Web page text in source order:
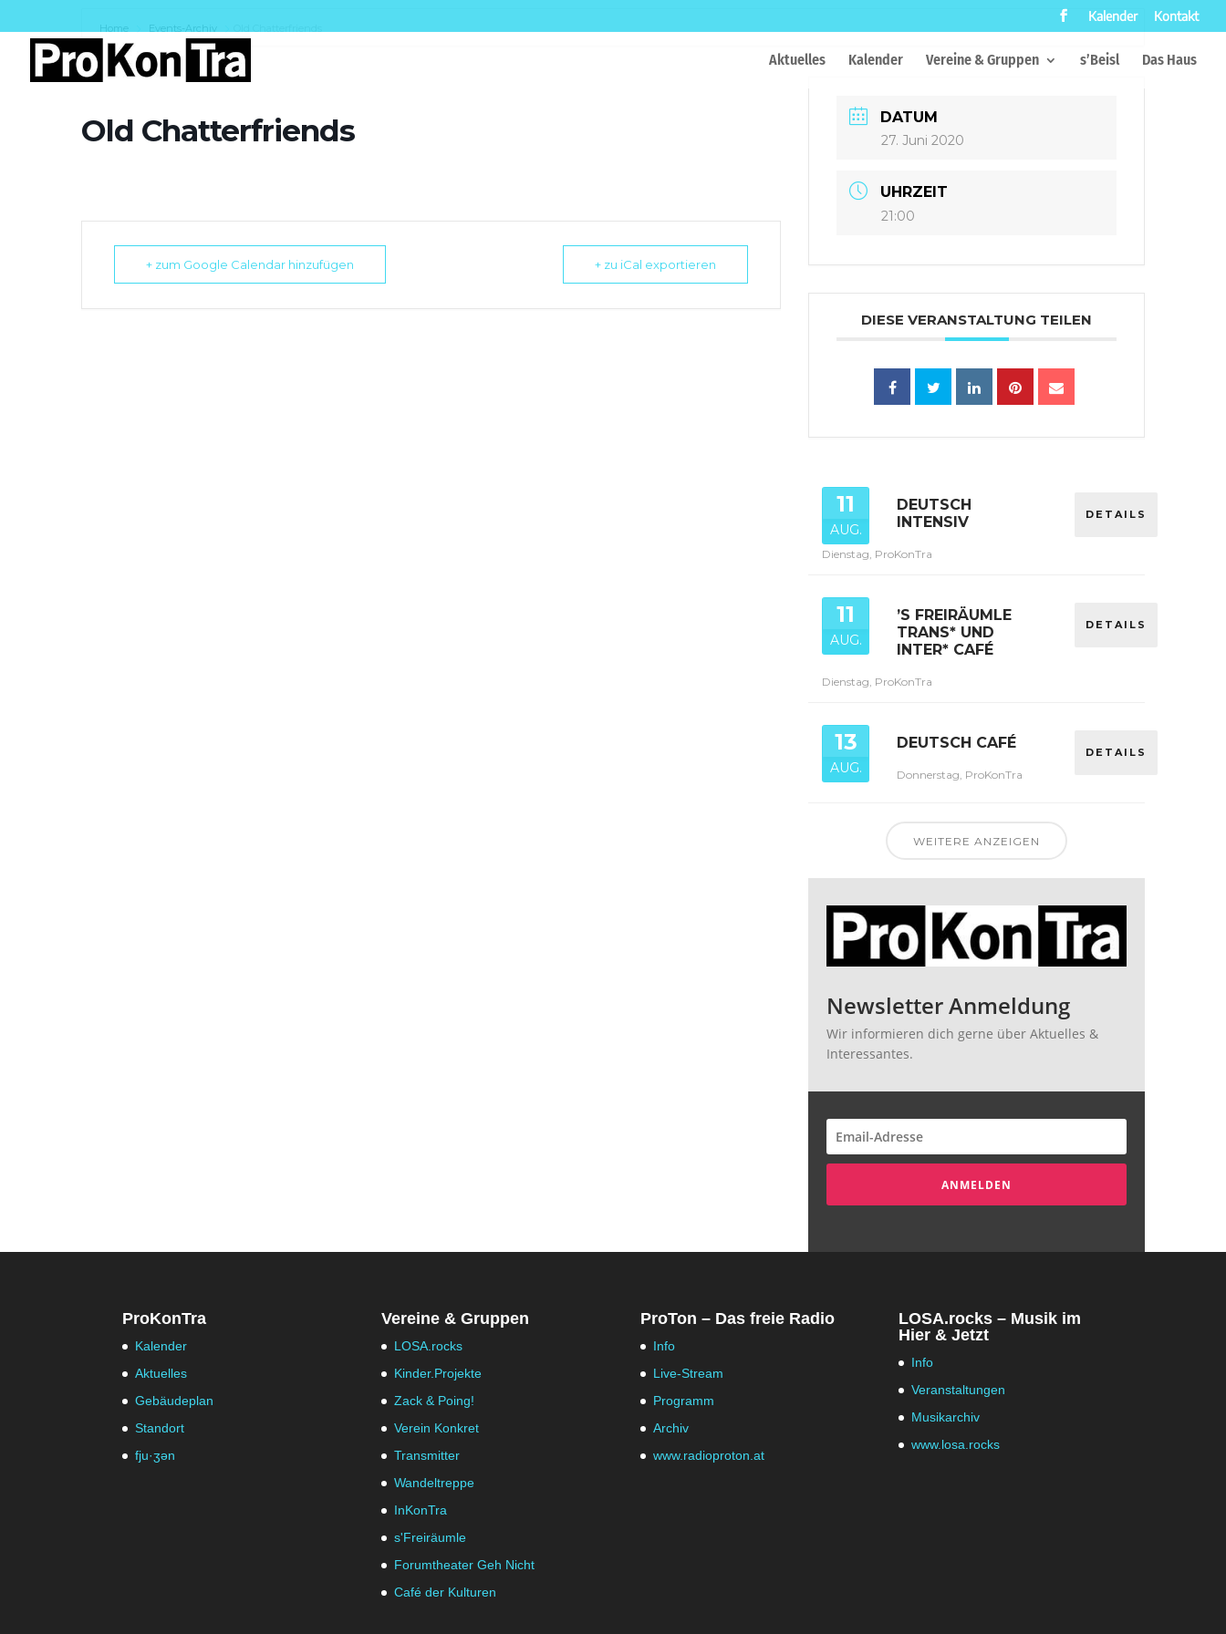
Kalender Kontakt
Aktuelles Kalender Vereine & Gruppen s’Beisl Das Haus
Home Events-Archiv
Old Chatterfriends
+ zum Google Calendar hinzufügen + zu iCal exportieren
DATUM
27. Juni 2020
UHRZEIT
21:00
DIESE VERANSTALTUNG TEILEN
11
AUG.
DEUTSCH
INTENSIV
Dienstag, ProKonTra
DETAILS
11
AUG.
’S FREIRÄUMLE
TRANS* UND
INTER* CAFÉ
Dienstag, ProKonTra
DETAILS
13
AUG.
DEUTSCH CAFÉ
Donnerstag, ProKonTra
DETAILS
WEITERE ANZEIGEN
Newsletter Anmeldung
Wir informieren dich gerne über Aktuelles &
Interessantes.
ANMELDEN
ProKonTra
Kalender
Aktuelles
Gebäudeplan
Standort
fju·ʒən
Vereine & Gruppen
LOSA.rocks
Kinder.Projekte
Zack & Poing!
Verein Konkret
Transmitter
Wandeltreppe
InKonTra
s'Freiräumle
Forumtheater Geh Nicht
Café der Kulturen
ProTon – Das freie Radio
Info
Live-Stream
Programm
Archiv
www.radioproton.at
LOSA.rocks – Musik im
Hier & Jetzt
Info
Veranstaltungen
Musikarchiv
www.losa.rocks